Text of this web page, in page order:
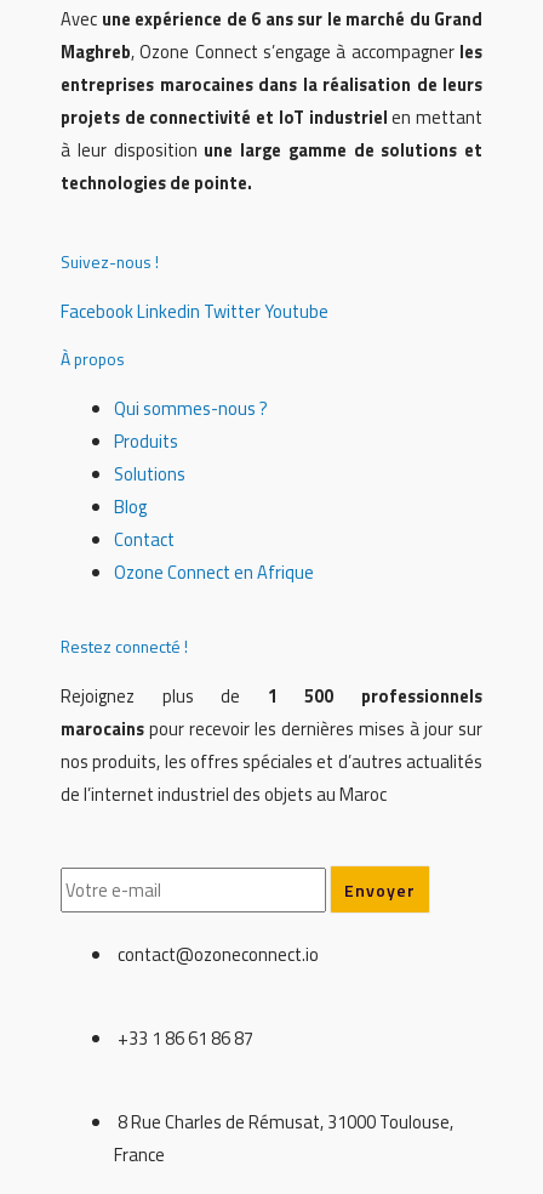
Avec une expérience de 6 ans sur le marché du Grand
Maghreb, Ozone Connect s’engage à accompagner les
entreprises marocaines dans la réalisation de leurs
projets de connectivité et IoT industrielen mettant
à leur disposition une large gamme de solutions et
technologies de pointe.
Suivez-nous !
FacebookLinkedin TwitterYoutube
À propos
Qui sommes-nous ?
Produits
Solutions
Blog
Contact
Ozone Connect en Afrique
Restez connecté !
Rejoignez plus de 1 500 professionnels
marocainspour recevoir les dernières mises à jour sur
nos produits, les offres spéciales et d’autres actualités
de l’internet industriel des objets au Maroc
contact@ozoneconnect.io
+33 1 86 61 86 87
8 Rue Charles de Rémusat, 31000 Toulouse,
France